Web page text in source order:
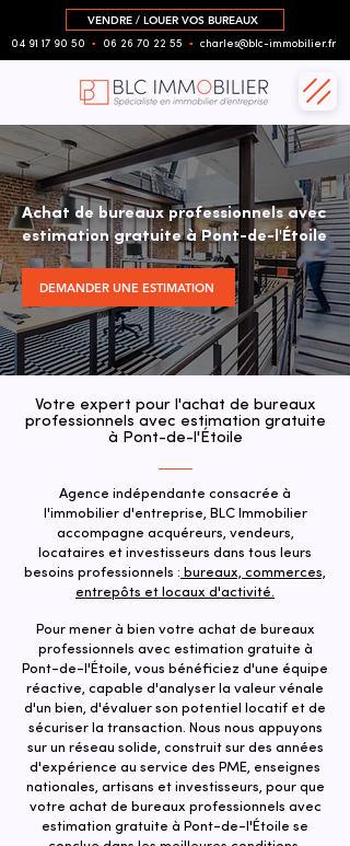
VENDRE / LOUER VOS BUREAUX
04 91 17 90 50 ▪︎ 06 26 70 22 55 ▪︎ charles@blc-immobilier.fr
Achat de bureaux professionnels avec
estimation gratuite à Pont-de-l'Étoile
DEMANDER UNE ESTIMATION
Votre expert pour l'achat de bureaux
professionnels avec estimation gratuite
à Pont-de-l'Étoile
Agence indépendante consacrée à
l'immobilier d'entreprise, BLC Immobilier
accompagne acquéreurs, vendeurs,
locataires et investisseurs dans tous leurs
besoins professionnels : bureaux, commerces,
entrepôts et locaux d'activité.
Pour mener à bien votre achat de bureaux
professionnels avec estimation gratuite à
Pont-de-l'Étoile, vous bénéficiez d'une équipe
réactive, capable d'analyser la valeur vénale
d'un bien, d'évaluer son potentiel locatif et de
sécuriser la transaction. ​Nous nous appuyons
sur un réseau solide, construit sur des années
d'expérience au service des PME, enseignes
nationales, artisans et investisseurs, pour que
votre achat de bureaux professionnels avec
estimation gratuite à Pont-de-l'Étoile se